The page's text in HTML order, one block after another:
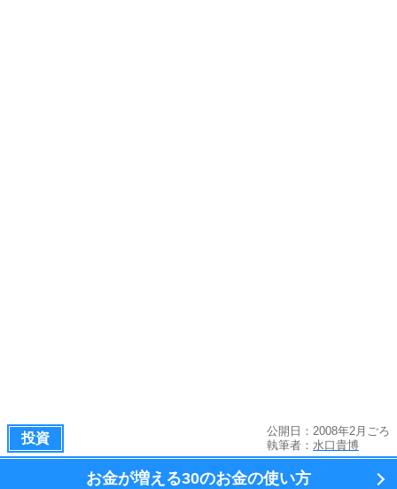
投資
公開日：2008年2月ごろ
執筆者： 水口貴博
お金が増える30のお金の使い方